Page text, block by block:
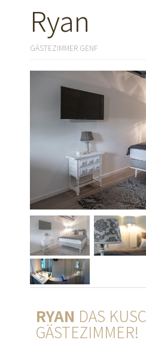
Ryan
GÄSTEZIMMER GENF
RYAN DAS
GÄSTEZIMMER!